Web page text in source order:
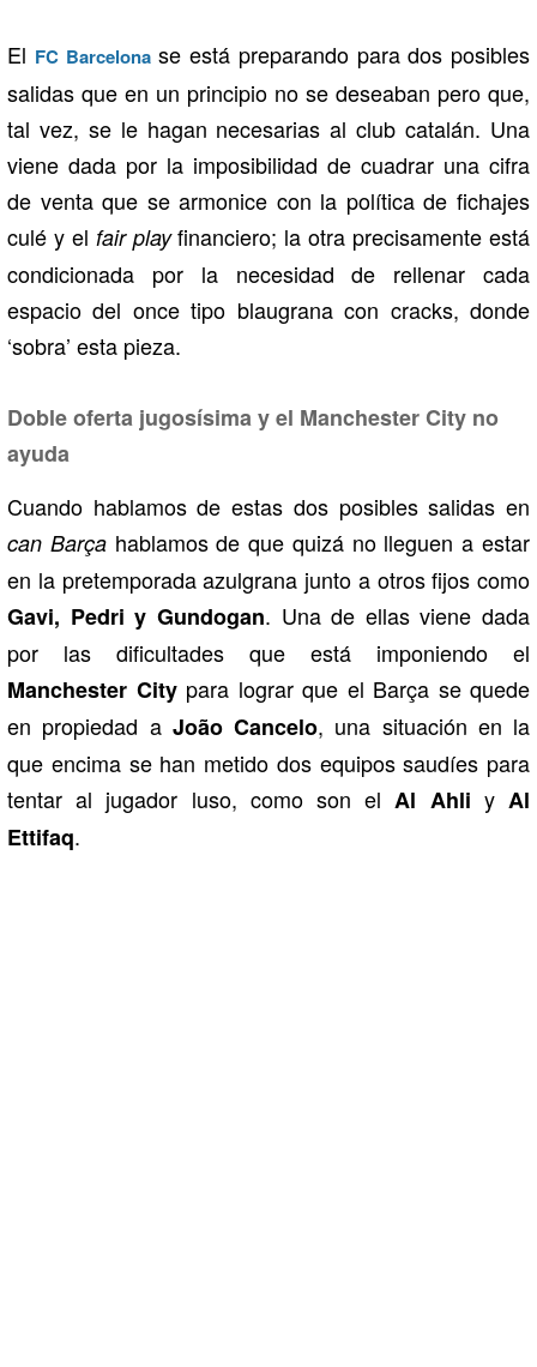
El FC Barcelonase está preparando para dos posibles
salidas que en un principio no se deseaban pero que,
tal vez, se le hagan necesarias al club catalán. Una
viene dada por la imposibilidad de cuadrar una cifra
de venta que se armonice con la política de fichajes
culé y el fair playfinanciero; la otra precisamente está
condicionada por la necesidad de rellenar cada
espacio del once tipo blaugrana con cracks, donde
‘sobra’ esta pieza.
Doble oferta jugosísima y el Manchester City no
ayuda
Cuando hablamos de estas dos posibles salidas en
can Barçahablamos de que quizá no lleguen a estar
en la pretemporada azulgrana junto a otros fijos como
Gavi, Pedri y Gundogan. Una de ellas viene dada
por las dificultades que está imponiendo el
Manchester City para lograr que el Barça se quede
en propiedad aJoão Cancelo, una situación en la
que encima se han metido dos equipos saudíes para
tentar al jugador luso, como son el Al Ahli y Al
Ettifaq.